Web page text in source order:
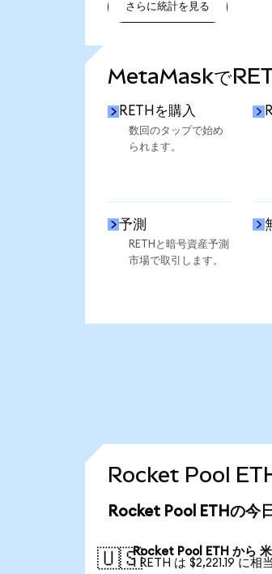
さらに統計を見る
MetaMaskで
RETHを購入
数回のタップで始め
られます。
予測
RETHと暗号資産予測
市場で取引します。
Rocket Pool ETH
Rocket Pool ETHの今
🇺🇸Rocket Pool ETH から
1 RETH は $2,221.19 に相当